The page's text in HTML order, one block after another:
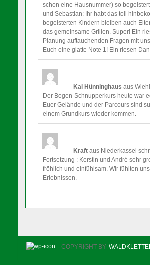
schon eine Hausnummer) so
und Sebastian: Ihr habt das toll
begeisterten Kindern bleiben auch
das gemeinsame Grillen. Super! Ein
Planung auftauchenden Fragen mit
Euch eine glatte Note 1! Ein riesen
Kai Hünninghausaus Wiehl
Der Bogen-Schnupperkurs heute war
Euer Gelände und der Parcours sind
einem Grundkurs wieder kommen.
Kraftaus Niederkassel
Fortsetzung : Kerstin und André sehr
fröhlich und einfühlsam. Wir fühlten
Erlebnissen.
COPYRIGHT BY